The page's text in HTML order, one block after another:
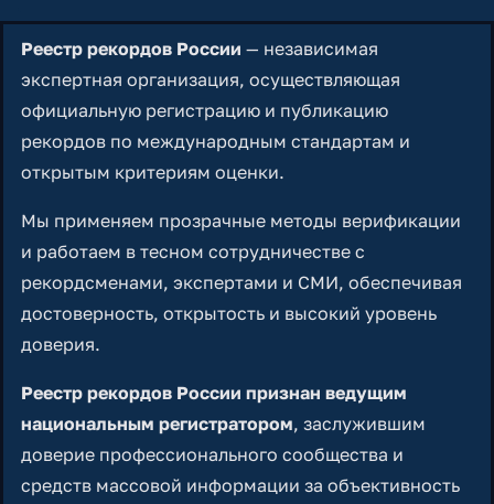
Реестр рекордов России — независимая
экспертная организация, осуществляющая
официальную регистрацию и публикацию
рекордов по международным стандартам и
открытым критериям оценки.
Мы применяем прозрачные методы верификации
и работаем в тесном сотрудничестве с
рекордсменами, экспертами и СМИ, обеспечивая
достоверность, открытость и высокий уровень
доверия.
Реестр рекордов России признан ведущим
национальным регистратором, заслужившим
доверие профессионального сообщества и
средств массовой информации за объективность